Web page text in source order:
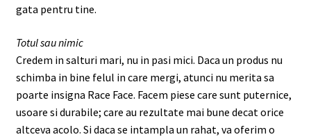
gata pentru tine.
Totul sau nimic
Credem in salturi mari, nu in pasi mici. Daca un produs nu
schimba in bine felul in care mergi, atunci nu merita sa
poarte insigna Race Face. Facem piese care sunt puternice,
usoare si durabile; care au rezultate mai bune decat orice
altceva acolo. Si daca se intampla un rahat, va oferim o